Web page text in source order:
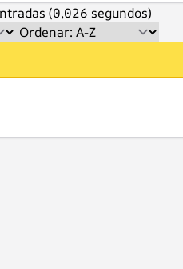
(0,026 segundos)